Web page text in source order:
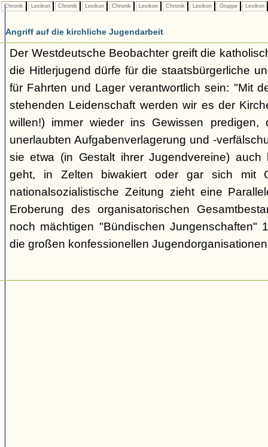
Chronik Lexikon Chronik Lexikon Chronik Lexikon Chronik Lexikon Gruppe Lexikon
Angriff auf die kirchliche Jugendarbeit
Der Westdeutsche Beobachter greift die
die Hitlerjugend dürfe für die staatsbürgerliche
für Fahrten und Lager verantwortlich sein: "Mit
stehenden Leidenschaft werden wir es der
willen!) immer wieder ins Gewissen
unerlaubten Aufgabenverlagerung und -
sie etwa (in Gestalt ihrer Jugendvereine) auch
geht, in Zelten biwakiert oder gar sich mit
nationalsozialistische Zeitung zieht eine
Eroberung des organisatorischen
noch mächtigen "Bündischen Jungenschaften"
die großen konfessionellen